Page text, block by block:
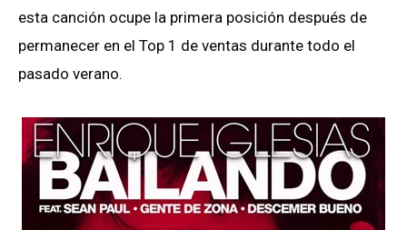
esta canción ocupe la primera posición después de
permanecer en el Top 1 de ventas durante todo el
pasado verano.